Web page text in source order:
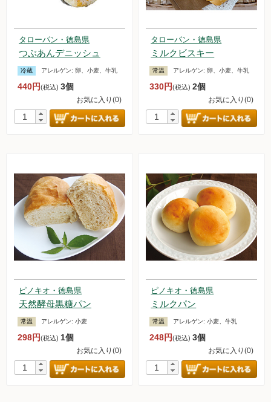
タローパン・徳島県
つぶあんデニッシュ
冷蔵 アレルゲン: 卵、小麦、牛乳
440円(税込) 3個
お気に入り(0)
タローパン・徳島県
ミルクビスキー
常温 アレルゲン:卵、小麦、牛乳
330円(税込)2個
お気に入り(0)
ピノキオ・徳島県
天然酵母黒糖パン
常温 アレルゲン: 小麦
298円(税込) 1個
お気に入り(0)
ピノキオ・徳島県
ミルクパン
常温 アレルゲン:小麦、牛乳
248円(税込)3個
お気に入り(0)